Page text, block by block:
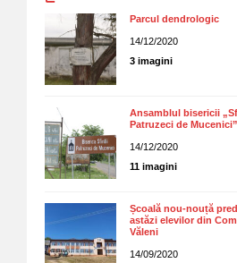
Parcul dendrologic
14/12/2020
3 imagini
Ansamblul bisericii
Patruzeci de
14/12/2020
11 imagini
Școală nou-nouță
astăzi elevilor din
Văleni
14/09/2020